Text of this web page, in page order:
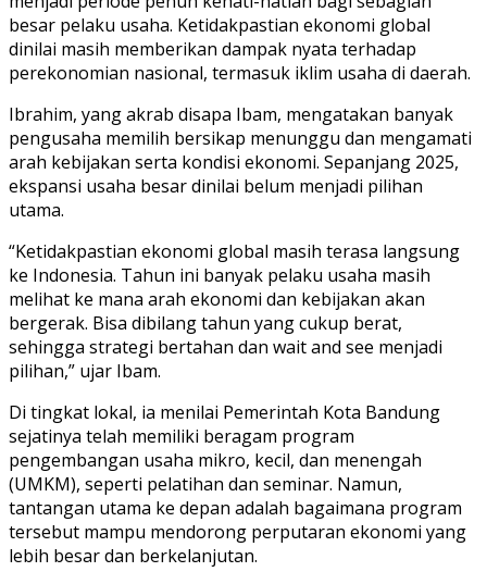
besar pelaku usaha. Ketidakpastian ekonomi global
dinilai masih memberikan dampak nyata terhadap
perekonomian nasional, termasuk iklim usaha di daerah.
Ibrahim, yang akrab disapa Ibam, mengatakan banyak
pengusaha memilih bersikap menunggu dan mengamati
arah kebijakan serta kondisi ekonomi. Sepanjang 2025,
ekspansi usaha besar dinilai belum menjadi pilihan
utama.
“Ketidakpastian ekonomi global masih terasa langsung
ke Indonesia. Tahun ini banyak pelaku usaha masih
melihat ke mana arah ekonomi dan kebijakan akan
bergerak. Bisa dibilang tahun yang cukup berat,
sehingga strategi bertahan dan wait and see menjadi
pilihan,” ujar Ibam.
Di tingkat lokal, ia menilai Pemerintah Kota Bandung
sejatinya telah memiliki beragam program
pengembangan usaha mikro, kecil, dan menengah
(UMKM), seperti pelatihan dan seminar. Namun,
tantangan utama ke depan adalah bagaimana program
tersebut mampu mendorong perputaran ekonomi yang
lebih besar dan berkelanjutan.